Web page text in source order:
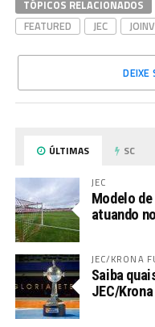
TÓPICOS RELACIONADOS
FEATURED
JEC
DEIXE
ÚLTIMAS SC
JEC
Modelo de
atuando
JEC/KRONA
Saiba
JEC/